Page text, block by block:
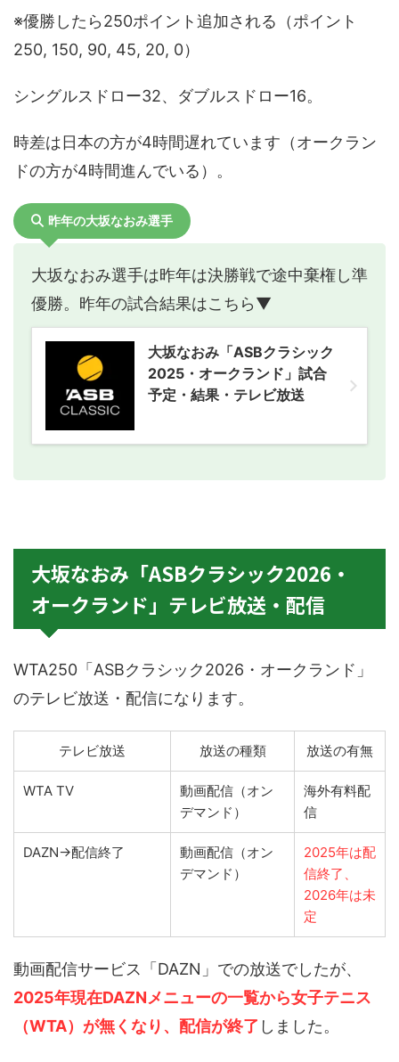
※優勝したら250ポイント追加される（ポイント
250, 150, 90, 45, 20, 0）
シングルスドロー32、ダブルスドロー16。
時差は日本の方が4時間遅れています（オークラン
ドの方が4時間進んでいる）。
昨年の大坂なおみ選手
大坂なおみ選手は昨年は決勝戦で途中棄権し準
優勝。昨年の試合結果はこちら▼
大坂なおみ「ASBクラシック
2025・オークランド」試合
予定・結果・テレビ放送
大坂なおみ「ASBクラシック2026・
オークランド」テレビ放送・配信
WTA250「ASBクラシック2026・オークランド」
のテレビ放送・配信になります。
テレビ放送 放送の種類 放送の有無
WTA TV
動画配信（オン
デマンド）
海外有料配
信
DAZN→配信終了
動画配信（オン
デマンド）
2025年は配
信終了、
2026年は未
定
動画配信サービス「DAZN」での放送でしたが、
2025年現在DAZNメニューの一覧から女子テニス
（WTA）が無くなり、配信が終了 しました。